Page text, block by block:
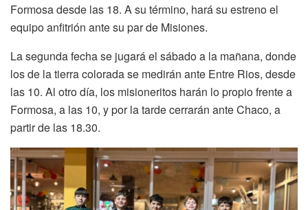
Formosa desde las 18. A su término, hará su estreno el
equipo anfitrión ante su par de Misiones.
La segunda fecha se jugará el sábado a la mañana, donde
los de la tierra colorada se medirán ante Entre Rios, desde
las 10. Al otro día, los misioneritos harán lo propio frente a
Formosa, a las 10, y por la tarde cerrarán ante Chaco, a
partir de las 18.30.